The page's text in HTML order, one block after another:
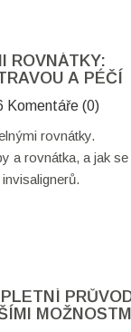
ROVNÁTKY:
A PÉČÍ
Komentáře (0)
rovnátky.
a rovnátka, a jak se